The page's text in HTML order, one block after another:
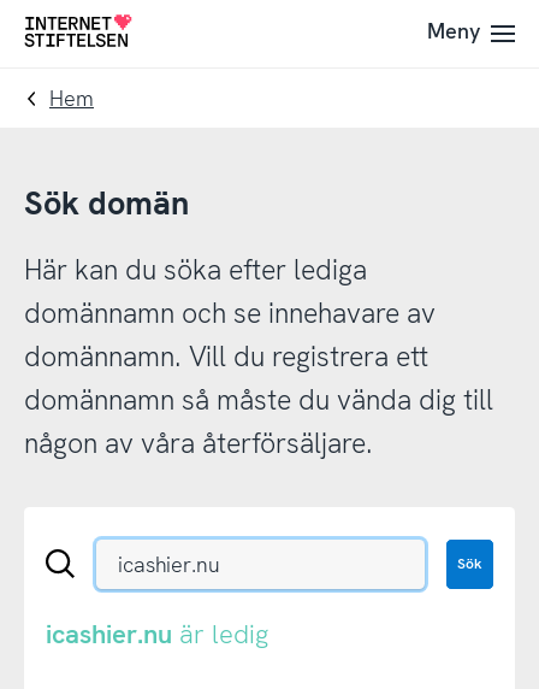
Till
navigering
Till
innehåll
Till
Meny
Hem
Sök domän
Här kan du söka efter lediga
domännamn och se innehavare av
domännamn. Vill du registrera ett
domännamn så måste du vända dig till
någon av våra återförsäljare.
Sök
eller
Sök
icashier.nu är ledig